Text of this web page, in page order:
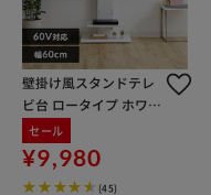
壁掛け風スタンドテレ
ビ台 ロータイプ ホワイ
ト
セール
¥9,980
(45)